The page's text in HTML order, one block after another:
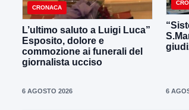
CRONACA
L’ultimo saluto a Luigi Luca”
Esposito, dolore e
commozione ai funerali del
giornalista ucciso
6 AGOSTO 2026 6